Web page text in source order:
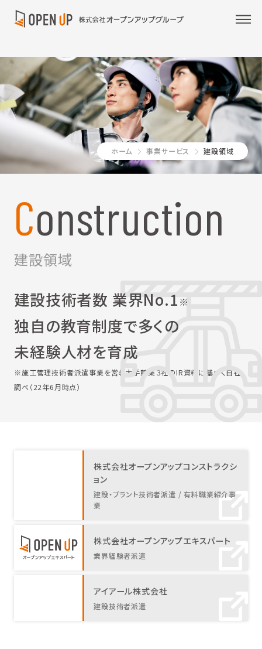
Construction
建設領域
建設技術者数 業界No.1 ※
独自の教育制度で多くの
未経験人材を育成
※施工管理技術者派遣事業を営む大手競業３社のIR資料に基づく自社
調べ（22年6月時点）
ホーム 事業サービス 建設領域
株式会社オープンアップコンストラクシ
ョン
建設・プラント技術者派遣 / 有料職業紹介事
業
株式会社オープンアップエキスパート
業界経験者派遣
アイアール株式会社
建設技術者派遣